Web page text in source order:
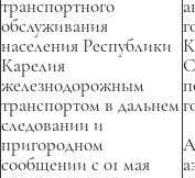
транспортного
обслуживания
населения Республики
Карелия
железнодорожным
транспортом в дальнем
следовании и
пригородном
сообщении с 01 мая